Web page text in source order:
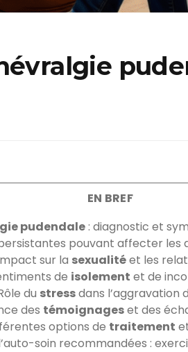
EN BREF
pudendale: diagnostic et
pouvant affecter les
sur la sexualitéet les
de isolement et de
du stressdans l’aggravation
des témoignageset des
options de traitement
soin recommandées :